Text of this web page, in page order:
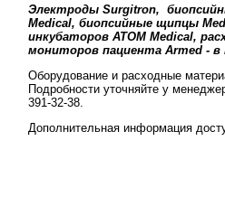
Электроды Surgitron,
Medical, биопсийные щипцы
инкубаторов ATOM Medical,
мониторов пациента Armed - в
Оборудование и расходные
Подробности уточняйте у
391-32-38.
Дополнительная информация